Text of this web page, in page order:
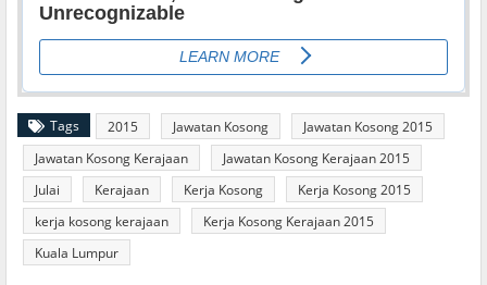
Tags 2015 Jawatan Kosong
Jawatan Kosong 2015
Jawatan Kosong Kerajaan
Jawatan Kosong Kerajaan 2015
Julai
Kerajaan Kerja Kosong
Kerja Kosong 2015
kerja kosong kerajaan
Kerja Kosong Kerajaan 2015
Kuala Lumpur